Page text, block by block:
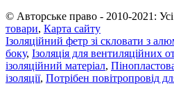
© Авторське право - 2010-2021:
товари, Карта сайту
Ізоляційний фетр зі скловати з
боку, Ізоляція для вентиляційних
ізоляційний матеріал,
ізоляції, Потрібен повітропровід